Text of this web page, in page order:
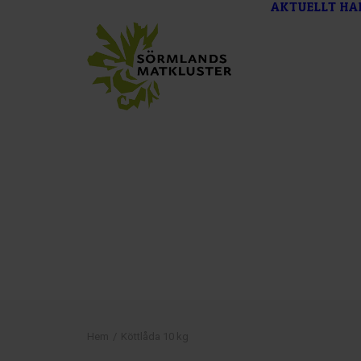
AKTUELLT